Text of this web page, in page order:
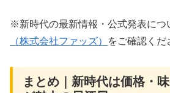
※新時代の最新情報・公式発表につ
（株式会社ファッズ）
をご確認くだ
まとめ｜新時代は価格・